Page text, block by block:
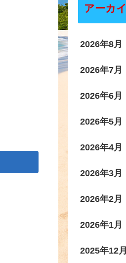
アーカ
2026年8月
2026年7月
2026年6月
2026年5月
2026年4月
2026年3月
2026年2月
2026年1月
2025年12月